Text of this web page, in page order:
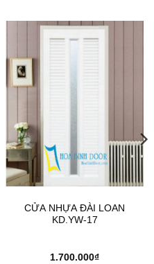
CỬA NHỰA ĐÀI LOAN
KD.YW-17
1.700.000₫